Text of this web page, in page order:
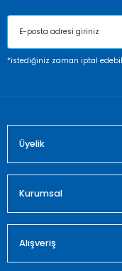
Ürün
Ürün bilgilerinde
*istediğiniz zaman iptal
Üyelik
Kurumsal
Alışveriş